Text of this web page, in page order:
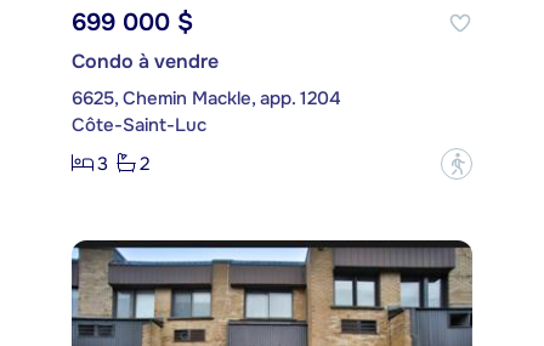
699 000 $
Condo à vendre
6625, Chemin Mackle, app. 1204
Côte-Saint-Luc
3
2 ?